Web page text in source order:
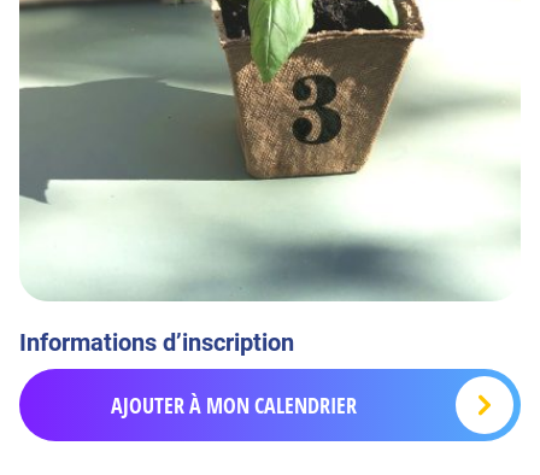
Informations d’inscription
AJOUTER À MON CALENDRIER